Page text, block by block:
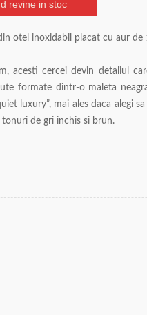
revine in stoc
otel inoxidabil placat cu aur de
acesti cercei devin detaliul
formate dintr-o maleta
luxury”, mai ales daca alegi
de gri inchis si brun.